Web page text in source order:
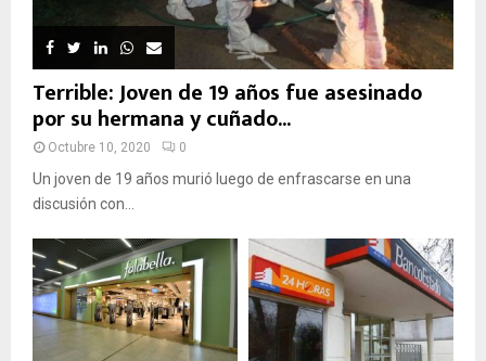
Terrible: Joven de 19 años fue asesinado
por su hermana y cuñado...
Octubre 10, 2020 0
Un joven de 19 años murió luego de enfrascarse en una
discusión con...